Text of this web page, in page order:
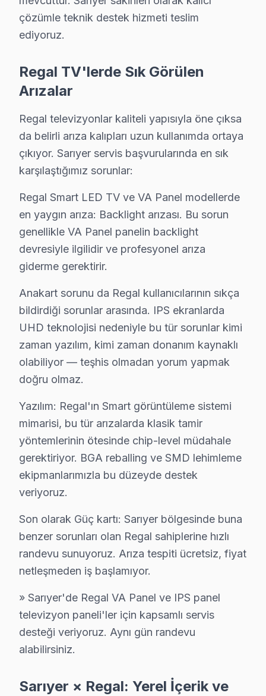
Uskumruköy mahallesi Regal TV servisi için ön
Sarıyer TV Servis Merkezi →
Sarıyer'da Yeniköy mahallesi için Regal TV fiyat teklifi
Yeniköy Regal Anakart Tamiri →
Zekeriyaköy Regal Servis
Zekeriyaköy sakinleri Regal TV arızaları için sık bizi
Sarıyer Regal Servis →
Sarıyer Regal TV Servis Hizmet Bölgesi
Sarıyer bölgesine kapıya gelen Regal TV tamir servisi
Regal Uzman Teknisyen Ekibi — Sarıyer
Cenk D. — Regal Servis Uzmanı
12 yıllık Regal TV tamir deneyimi. Sarıyer ve çevre ilçelere
· Regal fabrika servis sertifikası
· 2010'dan günümüze tüm Regal modelleri
Sarıyer Servis İstatistikleri
· Müşteri memnuniyeti %98
· Ortalama tamir süresi:
çözümle teknik destek hizmeti teslim
ediyoruz.
Regal TV'lerde Sık Görülen
Arızalar
Regal televizyonlar kaliteli yapısıyla öne çıksa
da belirli arıza kalıpları uzun kullanımda ortaya
çıkıyor. Sarıyer servis başvurularında en sık
karşılaştığımız sorunlar:
Regal Smart LED TV ve VA Panel modellerde
en yaygın arıza: Backlight arızası. Bu sorun
genellikle VA Panel panelin backlight
devresiyle ilgilidir ve profesyonel arıza
giderme gerektirir.
Anakart sorunu da Regal kullanıcılarının sıkça
bildirdiği sorunlar arasında. IPS ekranlarda
UHD teknolojisi nedeniyle bu tür sorunlar kimi
zaman yazılım, kimi zaman donanım kaynaklı
olabiliyor — teşhis olmadan yorum yapmak
doğru olmaz.
Yazılım: Regal'ın Smart görüntüleme sistemi
mimarisi, bu tür arızalarda klasik tamir
yöntemlerinin ötesinde chip-level müdahale
gerektiriyor. BGA reballing ve SMD lehimleme
ekipmanlarımızla bu düzeyde destek
veriyoruz.
Son olarak Güç kartı: Sarıyer bölgesinde buna
benzer sorunları olan Regal sahiplerine hızlı
randevu sunuyoruz. Arıza tespiti ücretsiz, fiyat
netleşmeden iş başlamıyor.
» Sarıyer'de Regal VA Panel ve IPS panel
televizyon paneli'ler için kapsamlı servis
desteği veriyoruz. Aynı gün randevu
alabilirsiniz.
Sarıyer × Regal: Yerel İçerik ve